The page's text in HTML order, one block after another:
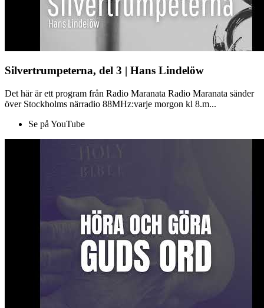
Silvertrumpeterna, del 3 | Hans Lindelöw
Det här är ett program från Radio Maranata Radio Maranata sänder
över Stockholms närradio 88MHz:varje morgon kl 8.m...
Se på YouTube